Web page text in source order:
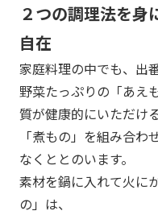
２つの調理法を身
自在
家庭料理の中でも、出
野菜たっぷりの「あえ
質が健康的にいただけ
「煮もの」を組み合
なくととのいます。
素材を鍋に入れて火に
の」は、